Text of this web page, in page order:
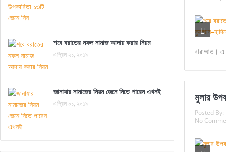
বারাআত।
মুলার
Posted By:
No
শবে বরাতের নফল নামাজ আদায় করার নিয়ম
এপ্রিল ২১, ২০১৯
জানাযার নামাজের নিয়ম জেনে নিতে পারেন এখনই
এপ্রিল ০১, ২০১৯